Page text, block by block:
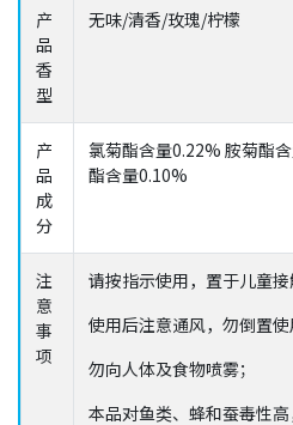
产
品
香
型
无味/清香/玫瑰/柠檬
产
品
成
分
氯菊酯含量0.22% 胺菊酯
酯含量0.10%
注
意
事
项
请按指示使用，置于儿童接
使用后注意通风，勿倒置使
勿向人体及食物喷雾；
本品对鱼类、蜂和蚕毒性高